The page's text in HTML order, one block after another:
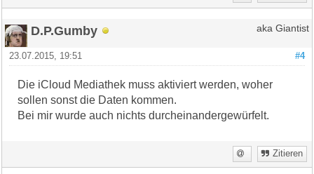
D.P.Gumby aka Giantist
#4
23.07.2015, 19:51
Die iCloud Mediathek muss aktiviert werden, woher
sollen sonst die Daten kommen.
Bei mir wurde auch nichts durcheinandergewürfelt.
Zitieren